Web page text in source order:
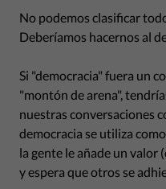
No podemos clasificar
Deberíamos hacernos al
Si "democracia" fuera un
"montón de arena",
nuestras conversaciones
democracia se utiliza
la gente le añade un valor
y espera que otros se